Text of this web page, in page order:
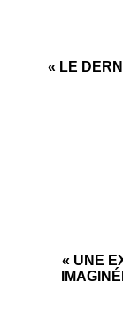
« LE
« UNE